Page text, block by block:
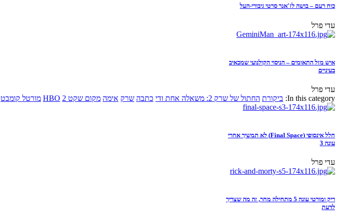
כוח רעם – בושה לז'אנר סרטי גיבורי-העל
עדי פרל
איש מזל התאומים – הניסוי הקולנועי שמכאיב
בעיניים
עדי פרל
In this category: ביקורת החתול של שרק 2: משאלה אחת ודי כתבה שרק אימה מקום שקט 2 HBO מורטל קומבט
חלל אינסופי (Final Space) לא תמשיך אחרי
עונה 3
עדי פרל
ריק ומורטי עונה 5 מתחילה מחר, זה מה שצריך
לדעת